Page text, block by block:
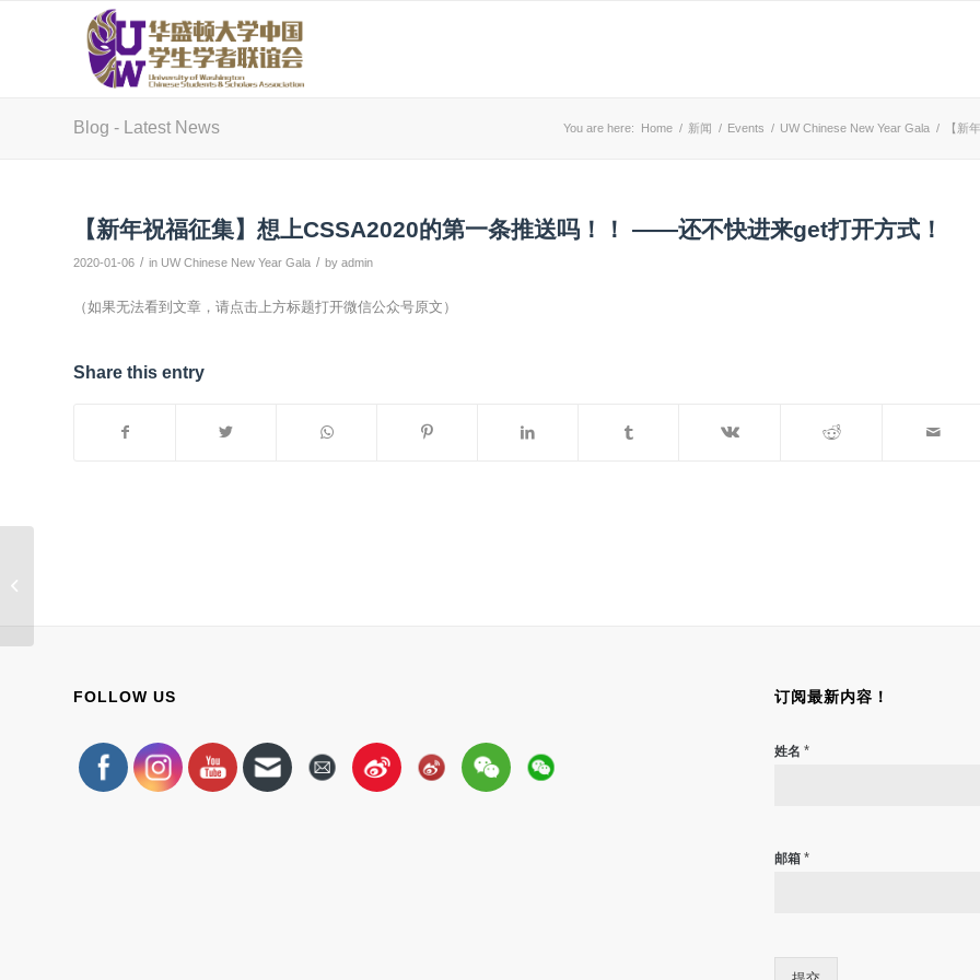
Blog - Latest News You are here: Home / 新闻 / Events / UW Chinese New Year Gala / 【新
【新年祝福征集】想上CSSA2020的第一条推送吗！！ ——还不快进来get打开方式！
2020-01-06 / in UW Chinese New Year Gala / by admin
（如果无法看到文章，请点击上方标题打开微信公众号原文）
Share this entry
FOLLOW US 订阅最新内容！
姓名*
邮箱*